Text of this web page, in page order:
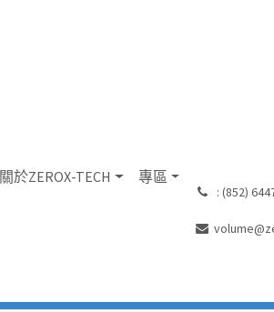
關於ZEROX-TECH 專區
: (852)